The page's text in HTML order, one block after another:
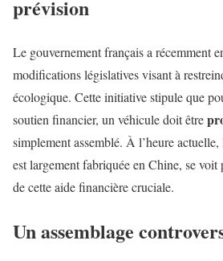
prévision
Le gouvernement français a récemment
modifications législatives visant à
écologique. Cette initiative stipule que
soutien financier, un véhicule doit être
simplement assemblé. À l’heure
est largement fabriquée en Chine, se voit
de cette aide financière cruciale.
Un assemblage